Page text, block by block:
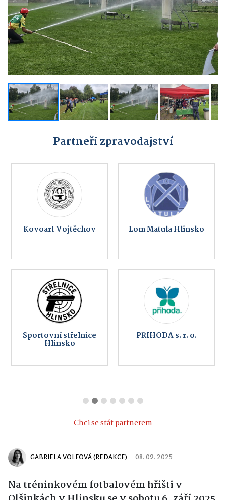
Partneři zpravodajství
Kovoart Vojtěchov Lom Matula Hlinsko
Sportovní střelnice
Hlinsko
PŘÍHODA s. r. o.
Chci se stát partnerem
GABRIELA VOLFOVÁ (REDAKCE) 08. 09. 2025
Na tréninkovém fotbalovém hřišti v